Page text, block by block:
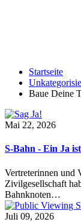
Startseite
Baue Deine
Mai 22, 2026
S-Bahn - Ein Ja
Vertreterinnen und
Zivilgesellschaft
Bahnknoten…
Juli 09, 2026